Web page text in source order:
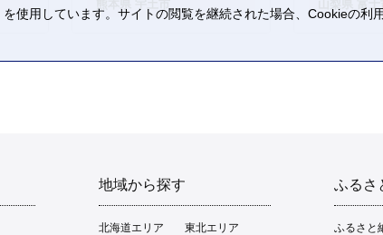
地域から探す
北海道エリア
東北エリア
ふるさ
ふるさと
使用しています。サイトの閲覧を継続された場合、Cookieの利